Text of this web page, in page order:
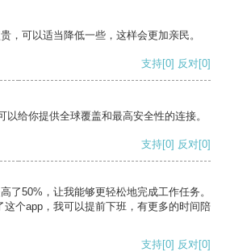
，可以适当降低一些，这样会更加亲民。
支持[0] 反对[0]
给你提供全球覆盖和最高安全性的连接。
支持[0] 反对[0]
了50%，让我能够更轻松地完成工作任务。
个app，我可以提前下班，有更多的时间陪
支持[0] 反对[0]